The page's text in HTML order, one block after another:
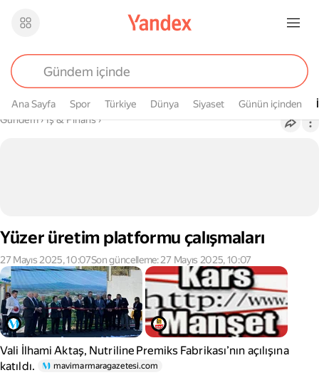
Ana Sayfa Spor Türkiye Dünya Siyaset Günün içinden
Buradasın
Gündem› İş & Finans›
Yüzer üretim platformu çalışmaları
27 Mayıs 2025, 10:07Son güncelleme: 27 Mayıs 2025, 10:07
Vali İlhami Aktaş, Nutriline Premiks Fabrikası’nın açılışına
katıldı.
mavimarmaragazetesi.com